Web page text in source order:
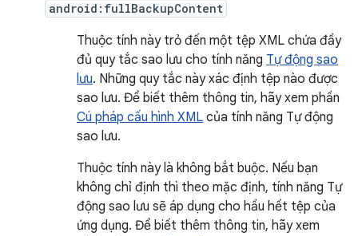
android:fullBackupContent
Thuộc tính này trỏ đến một tệp XML chứa đầy
đủ quy tắc sao lưu cho tính năng Tự động sao
lưu. Những quy tắc này xác định tệp nào được
sao lưu. Để biết thêm thông tin, hãy xem phần
Cú pháp cấu hình XML của tính năng Tự động
sao lưu.
Thuộc tính này là không bắt buộc. Nếu bạn
không chỉ định thì theo mặc định, tính năng Tự
động sao lưu sẽ áp dụng cho hầu hết tệp của
ứng dụng. Để biết thêm thông tin, hãy xem